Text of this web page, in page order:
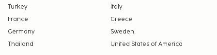
Turkey
Italy
France
Greece
Germany
Sweden
Thailand
United States of America